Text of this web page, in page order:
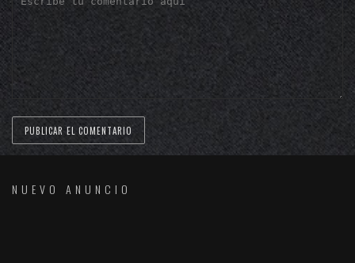
NUEVO ANUNCIO